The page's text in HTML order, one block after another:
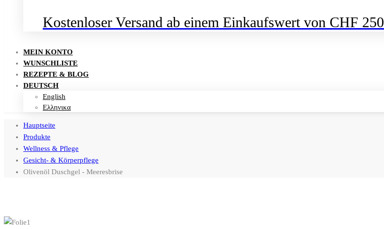
Kostenloser Versand ab einem Einkaufswert von CHF 250
MEIN KONTO
WUNSCHLISTE
REZEPTE & BLOG
DEUTSCH
English
Ελληνικα
Hauptseite
Produkte
Wellness & Pflege
Gesicht- & Körperpflege
Olivenöl Duschgel - Meeresbrise